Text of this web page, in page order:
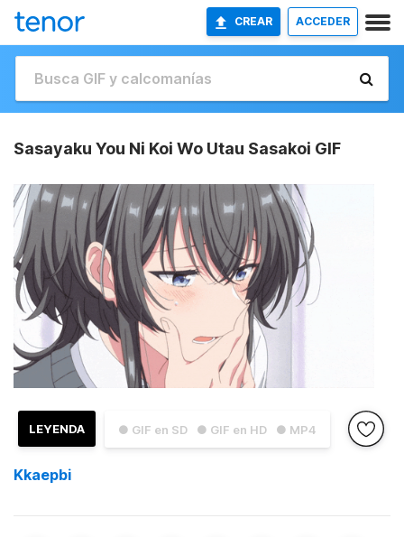
CREAR ACCEDER
Sasayaku You Ni Koi Wo Utau Sasakoi GIF
● GIF en SD ● GIF en HD ● MP4
LEYENDA
Kkaepbi